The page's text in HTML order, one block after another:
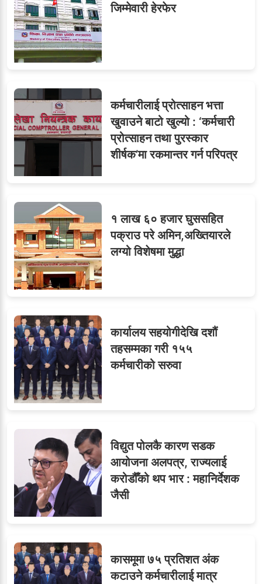
८जुनियरलाई दोहोरो जिम्मेवारी,
मन्त्रालयभित्र असन्तुष्टि
९ ओएनएमका नाममा अत्याचार :
सब–इन्जिनियरहरुको गम्भीर
ध्यानाकर्षण
जिम्मेवारी हेरफेर
कर्मचारीलाई प्रोत्साहन भत्ता
खुवाउने बाटो खुल्यो : ‘कर्मचारी
प्रोत्साहन तथा पुरस्कार
शीर्षक’मा रकमान्तर गर्न परिपत्र
१ लाख ६० हजार घुससहित
पक्राउ परे अमिन,अख्तियारले
लग्यो विशेषमा मुद्धा
कार्यालय सहयोगीदेखि दशौं
तहसम्मका गरी १५५
कर्मचारीको सरुवा
विद्युत पोलकै कारण सडक
आयोजना अलपत्र, राज्यलाई
करोडौँको थप भार : महानिर्देशक
जैसी
कासमूमा ७५ प्रतिशत अंक
कटाउने कर्मचारीलाई मात्र